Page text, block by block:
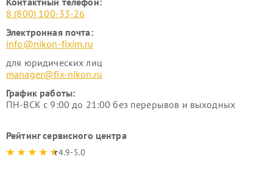
8 (800) 100-33-26
Электронная почта:
info@nikon-fixim.ru
для юридических лиц
manager@fix-nikon.ru
График работы:
ПН-ВСК с 9:00 до 21:00 без перерывов и выходных
Рейтинг сервисного центра
4.9-5.0